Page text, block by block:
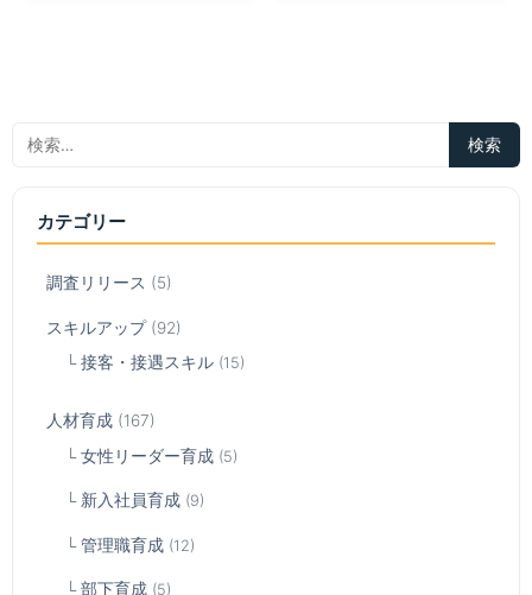
カテゴリー
調査リリース (5)
スキルアップ(92)
接客・接遇スキル (15)
人材育成 (167)
女性リーダー育成 (5)
新入社員育成 (9)
管理職育成 (12)
部下育成 (5)